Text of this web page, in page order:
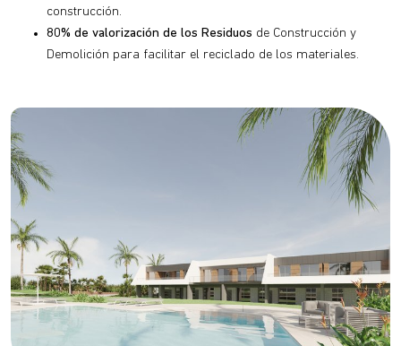
construcción.
80% de valorización de los Residuos de Construcción y
Demolición para facilitar el reciclado de los materiales.